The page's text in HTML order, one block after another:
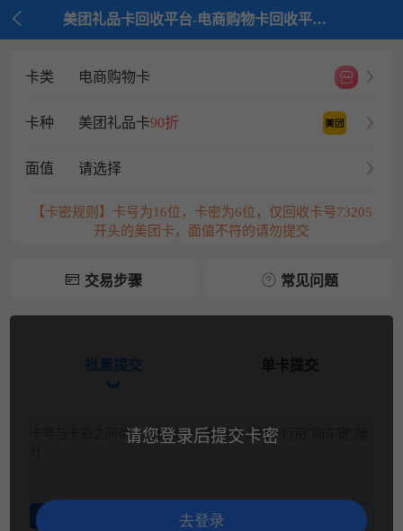
 美团礼品卡回收平台-电商购物卡回收平台-京大大回收
卡类 电商购物卡
卡种 美团礼品卡90折
面值 请选择
【卡密规则】卡号为16位，卡密为6位，仅回收卡号73205
开头的美团卡，面值不符的请勿提交
交易步骤 常见问题
请您登录后提交卡密
去登录
批量提交 单卡提交
卡号与卡密之间请用空格隔开，每张卡占用一行用“回车键”隔